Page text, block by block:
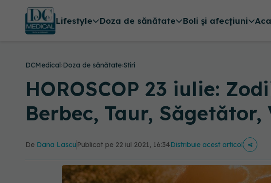
Lifestyle Doza de sănătate Boli și afecțiuni
DCMedical›Doza de sănătate›Stiri
HOROSCOP 23 iulie:
Berbec, Taur,
De Dana Lascu Publicat pe 22 iul 2021, 16:34Distribuie acest articol